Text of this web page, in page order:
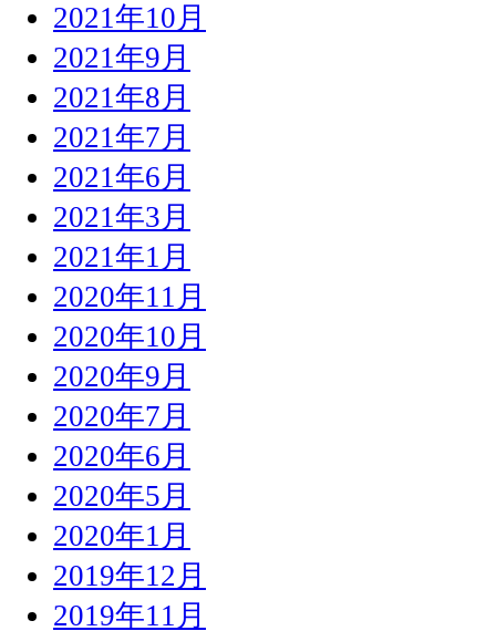
2021年10月
2021年9月
2021年8月
2021年7月
2021年6月
2021年3月
2021年1月
2020年11月
2020年10月
2020年9月
2020年7月
2020年6月
2020年5月
2020年1月
2019年12月
2019年11月